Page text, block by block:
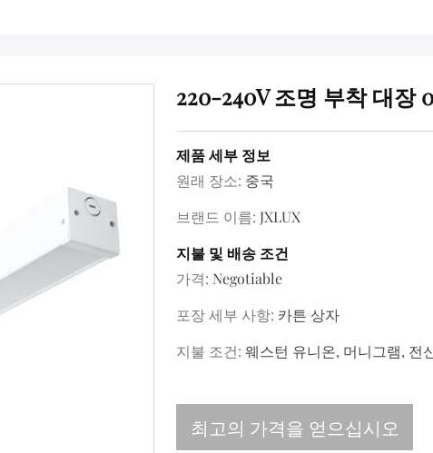
220-240V 조명 부착 대장
제품 세부 정보
원래 장소: 중국
브랜드 이름: JXLUX
지불 및 배송 조건
가격: Negotiable
포장 세부 사항: 카튼 상자
지불 조건: 웨스턴 유니온, 머니그램, 전
최고의 가격을 얻으십시오